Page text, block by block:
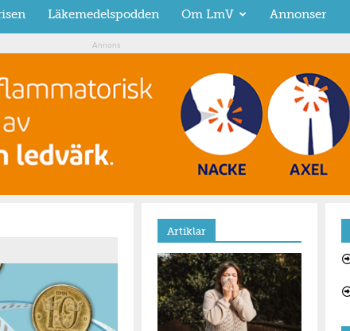
Läkemedelspodden Om LmV Annonser
Annons
Artiklar